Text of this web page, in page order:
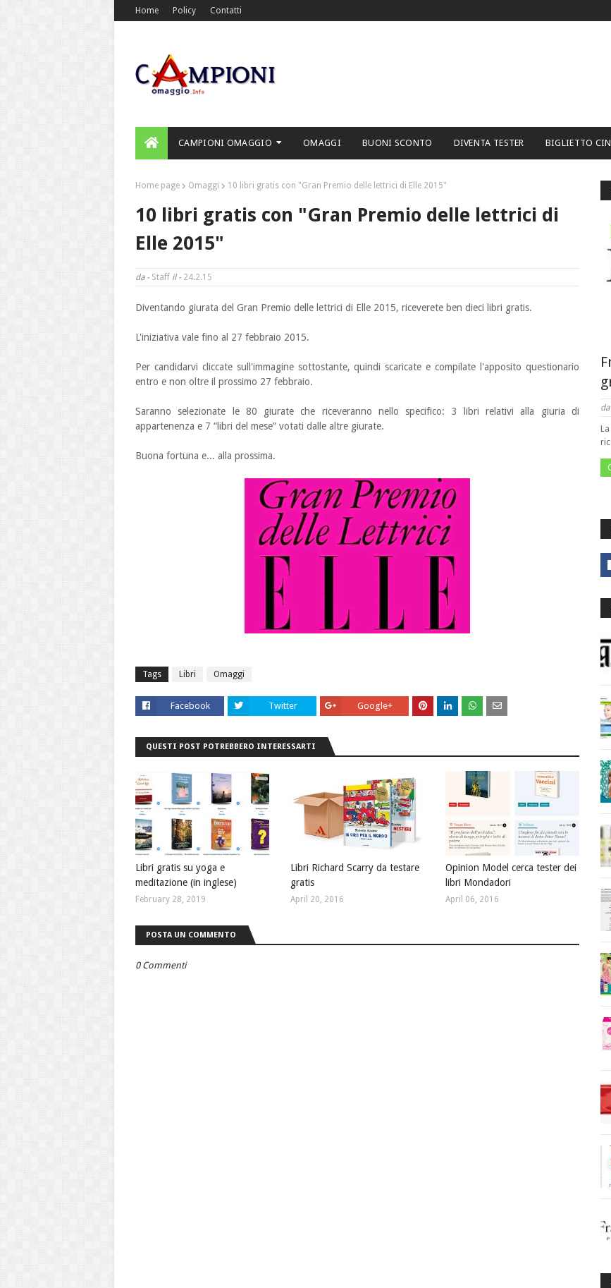
Home Policy Contatti
CAMPIONI OMAGGIO OMAGGI BUONI SCONTO DIVENTA TESTER BIGLIETTO
Home page Omaggi 10 libri gratis con "Gran Premio delle lettrici di Elle 2015"
10 libri gratis con "Gran Premio delle lettrici di
Elle 2015"
da - Staff il - 24.2.15
Diventando giurata del Gran Premio delle lettrici di Elle 2015, riceverete ben dieci libri gratis.
L'iniziativa vale fino al 27 febbraio 2015.
Per candidarvi cliccate sull'immagine sottostante, quindi scaricate e compilate l'apposito questionario
entro e non oltre il prossimo 27 febbraio.
Saranno selezionate le 80 giurate che riceveranno nello specifico: 3 libri relativi alla giuria di
appartenenza e 7 “libri del mese” votati dalle altre giurate.
Buona fortuna e... alla prossima.
Tags Libri Omaggi
Facebook Twitter Google+
QUESTI POST POTREBBERO INTERESSARTI
Libri gratis su yoga e
meditazione (in inglese)
February 28, 2019
Libri Richard Scarry da testare
gratis
April 20, 2016
Opinion Model cerca tester dei
libri Mondadori
April 06, 2016
POSTA UN COMMENTO
0 Commenti